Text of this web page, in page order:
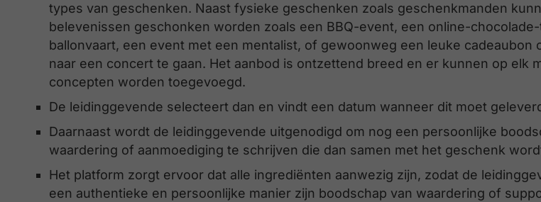
types van geschenken. Naast fysieke geschenken zoals geschenkmanden
belevenissen geschonken worden zoals een BBQ-event, een online-
ballonvaart, een event met een mentalist, of gewoonweg een leuke cadeaubon
naar een concert te gaan. Het aanbod is ontzettend breed en er kunnen op elk
concepten worden toegevoegd.
De leidinggevende selecteert dan en vindt een datum wanneer dit moet
Daarnaast wordt de leidinggevende uitgenodigd om nog een persoonlijke
waardering of aanmoediging te schrijven die dan samen met het geschenk
Het platform zorgt ervoor dat alle ingrediënten aanwezig zijn, zodat de
een authentieke en persoonlijke manier zijn boodschap van waardering of